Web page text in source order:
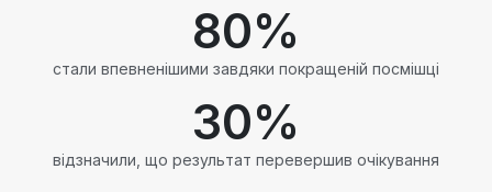
стали впевненішими завдяки покращеній посмішці
80%
відзначили, що результат перевершив очікування
30%